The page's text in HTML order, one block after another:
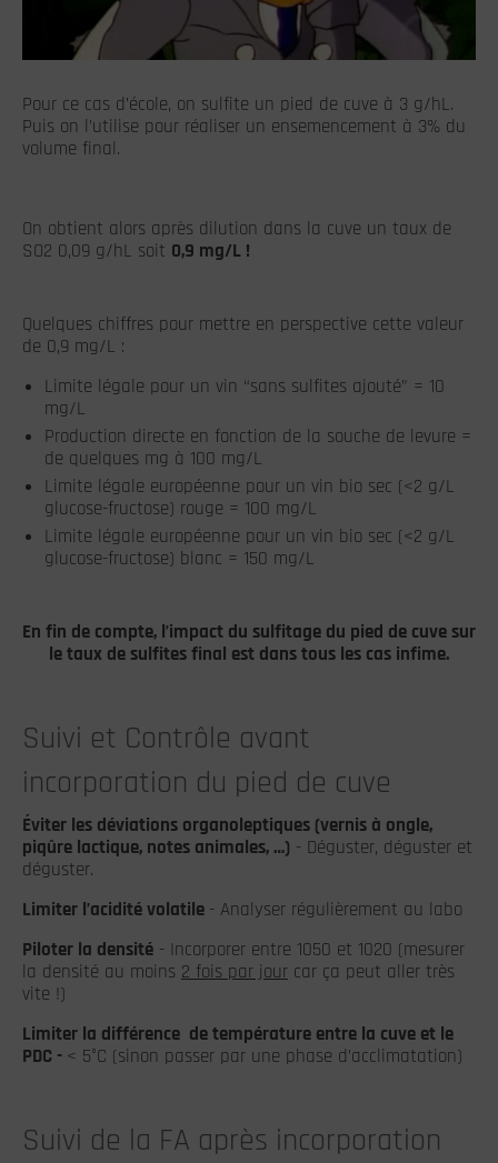
Pour ce cas d’école, on sulfite un pied de cuve à 3 g/hL.
Puis on l’utilise pour réaliser un ensemencement à 3% du
volume final.
On obtient alors après dilution dans la cuve un taux de
SO2 0,09 g/hL soit 0,9 mg/L !
Quelques chiffres pour mettre en perspective cette valeur
de 0,9 mg/L :
Limite légale pour un vin “sans sulfites ajouté” = 10
mg/L
Production directe en fonction de la souche de levure =
de quelques mg à 100 mg/L
Limite légale européenne pour un vin bio sec (<2 g/L
glucose-fructose) rouge = 100 mg/L
Limite légale européenne pour un vin bio sec (<2 g/L
glucose-fructose) blanc = 150 mg/L
En fin de compte, l’impact du sulfitage du pied de cuve sur
le taux de sulfites final est dans tous les cas infime.
Suivi et Contrôle avant
incorporation du pied de cuve
Éviter les déviations organoleptiques (vernis à ongle,
piqûre lactique, notes animales, …) - Déguster, déguster et
déguster.
Limiter l’acidité volatile - Analyser régulièrement au labo
Piloter la densité - Incorporer entre 1050 et 1020 (mesurer
la densité au moins 2 fois par jour car ça peut aller très
vite !)
Limiter la différence de température entre la cuve et le
PDC - < 5°C (sinon passer par une phase d’acclimatation)
Suivi de la FA après incorporation